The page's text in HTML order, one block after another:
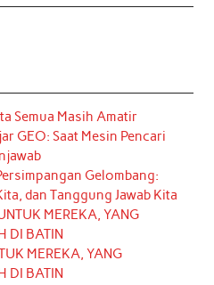
Semua Masih Amatir
GEO: Saat Mesin Pencari
Gelombang:
dan Tanggung Jawab Kita
MEREKA, YANG
DI BATIN
MEREKA, YANG
DI BATIN